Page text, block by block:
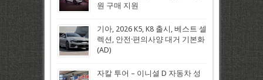
원 구매 지원
기아, 2026 K5, K8 출시, 베스트 셀
렉션, 안전·편의사양 대거 기본화
(AD)
자칼 투어 – 이니셜 D 자동차 성